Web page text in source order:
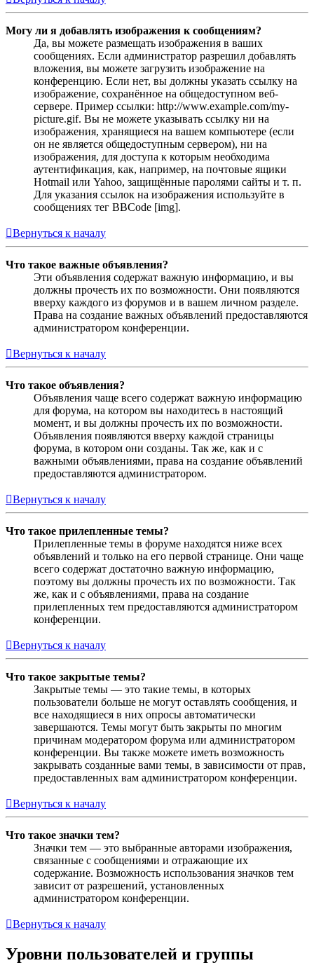
Могу ли я добавлять изображения к сообщениям?
Да, вы можете размещать изображения в ваших
сообщениях. Если администратор разрешил добавлять
вложения, вы можете загрузить изображение на
конференцию. Если нет, вы должны указать ссылку на
изображение, сохранённое на общедоступном веб-
сервере. Пример ссылки: http://www.example.com/my-
picture.gif. Вы не можете указывать ссылку ни на
изображения, хранящиеся на вашем компьютере (если
он не является общедоступным сервером), ни на
изображения, для доступа к которым необходима
аутентификация, как, например, на почтовые ящики
Hotmail или Yahoo, защищённые паролями сайты и т. п.
Для указания ссылок на изображения используйте в
сообщениях тег BBCode [img].
Вернуться к началу
Что такое важные объявления?
Эти объявления содержат важную информацию, и вы
должны прочесть их по возможности. Они появляются
вверху каждого из форумов и в вашем личном разделе.
Права на создание важных объявлений предоставляются
администратором конференции.
Вернуться к началу
Что такое объявления?
Объявления чаще всего содержат важную информацию
для форума, на котором вы находитесь в настоящий
момент, и вы должны прочесть их по возможности.
Объявления появляются вверху каждой страницы
форума, в котором они созданы. Так же, как и с
важными объявлениями, права на создание объявлений
предоставляются администратором.
Вернуться к началу
Что такое прилепленные темы?
Прилепленные темы в форуме находятся ниже всех
объявлений и только на его первой странице. Они чаще
всего содержат достаточно важную информацию,
поэтому вы должны прочесть их по возможности. Так
же, как и с объявлениями, права на создание
прилепленных тем предоставляются администратором
конференции.
Вернуться к началу
Что такое закрытые темы?
Закрытые темы — это такие темы, в которых
пользователи больше не могут оставлять сообщения, и
все находящиеся в них опросы автоматически
завершаются. Темы могут быть закрыты по многим
причинам модератором форума или администратором
конференции. Вы также можете иметь возможность
закрывать созданные вами темы, в зависимости от прав,
предоставленных вам администратором конференции.
Вернуться к началу
Что такое значки тем?
Значки тем — это выбранные авторами изображения,
связанные с сообщениями и отражающие их
содержание. Возможность использования значков тем
зависит от разрешений, установленных
администратором конференции.
Вернуться к началу
Уровни пользователей и группы